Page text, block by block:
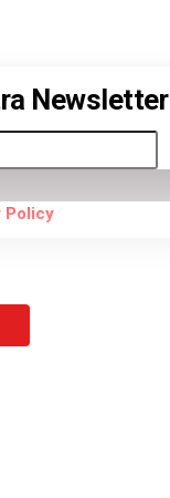
Newsletter
Policy